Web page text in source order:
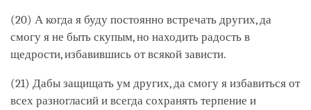
(20) А когда я буду постоянно встречать других, да
смогу я не быть скупым, но находить радость в
щедрости, избавившись от всякой зависти.
(21) Дабы защищать ум других, да смогу я избавиться от
всех разногласий и всегда сохранять терпение и